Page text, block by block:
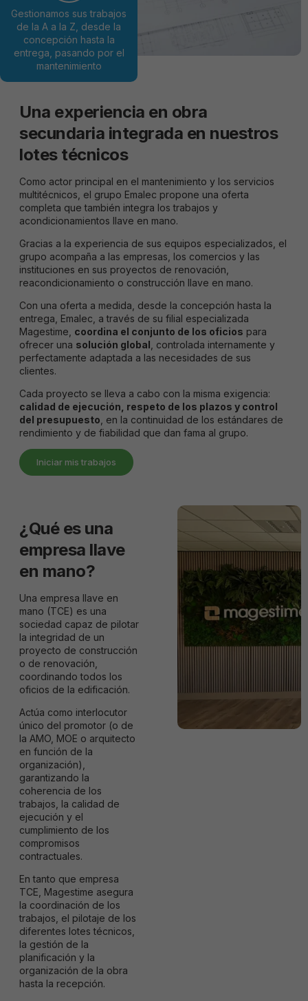
Gestionamos sus trabajos
de la A a la Z, desde la
concepción hasta la
entrega, pasando por el
mantenimiento
Una experiencia en obra
secundaria integrada en nuestros
lotes técnicos
Como actor principal en el mantenimiento y los servicios
multitécnicos, el grupo Emalec propone una oferta
completa que también integra los trabajos y
acondicionamientos llave en mano.
Gracias a la experiencia de sus equipos especializados, el
grupo acompaña a las empresas, los comercios y las
instituciones en sus proyectos de renovación,
reacondicionamiento o construcción llave en mano.
Con una oferta a medida, desde la concepción hasta la
entrega, Emalec, a través de su filial especializada
Magestime, coordina el conjunto de los oficios para
ofrecer una solución global , controlada internamente y
perfectamente adaptada a las necesidades de sus
clientes.
Cada proyecto se lleva a cabo con la misma exigencia:
calidad de ejecución, respeto de los plazos y control
del presupuesto , en la continuidad de los estándares de
rendimiento y de fiabilidad que dan fama al grupo.
Iniciar mis trabajos
¿Qué es una
empresa llave
en mano?
Una empresa llave en
mano (TCE) es una
sociedad capaz de pilotar
la integridad de un
proyecto de construcción
o de renovación,
coordinando todos los
oficios de la edificación.
Actúa como interlocutor
único del promotor (o de
la AMO, MOE o arquitecto
en función de la
organización),
garantizando la
coherencia de los
trabajos, la calidad de
ejecución y el
cumplimiento de los
compromisos
contractuales.
En tanto que empresa
TCE, Magestime asegura
la coordinación de los
trabajos, el pilotaje de los
diferentes lotes técnicos,
la gestión de la
planificación y la
organización de la obra
hasta la recepción.